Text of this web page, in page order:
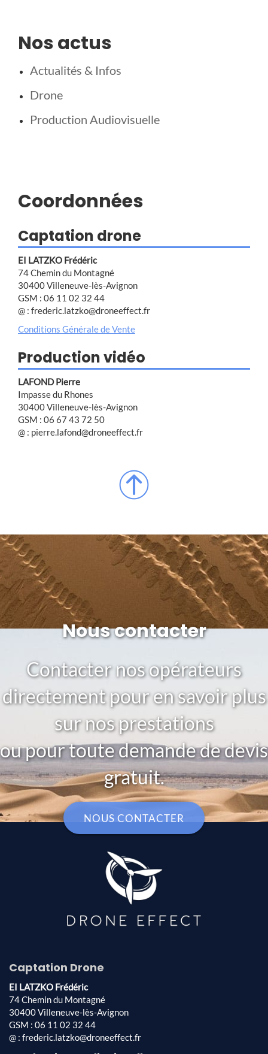
Nos actus
Actualités & Infos
Drone
Production Audiovisuelle
Coordonnées
Captation drone
EI LATZKO Frédéric
74 Chemin du Montagné
30400 Villeneuve-lès-Avignon
GSM : 06 11 02 32 44
@ : frederic.latzko@droneeffect.fr
Conditions Générale de Vente
Production vidéo
LAFOND Pierre
Impasse du Rhones
30400 Villeneuve-lès-Avignon
GSM : 06 67 43 72 50
@ : pierre.lafond@droneeffect.fr
Nous contacter
Contacter nos opérateurs
directement pour en savoir plus
sur nos prestations
ou pour toute demande de devis
gratuit.
NOUS CONTACTER
Captation Drone
EI LATZKO Frédéric
74 Chemin du Montagné
30400 Villeneuve-lès-Avignon
GSM : 06 11 02 32 44
@ : frederic.latzko@droneeffect.fr